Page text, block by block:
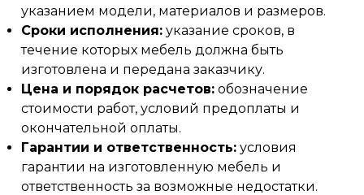
указанием модели, материалов и размеров.
Сроки исполнения: указание сроков, в
течение которых мебель должна быть
изготовлена и передана заказчику.
Цена и порядок расчетов: обозначение
стоимости работ, условий предоплаты и
окончательной оплаты.
Гарантии и ответственность: условия
гарантии на изготовленную мебель и
ответственность за возможные недостатки.